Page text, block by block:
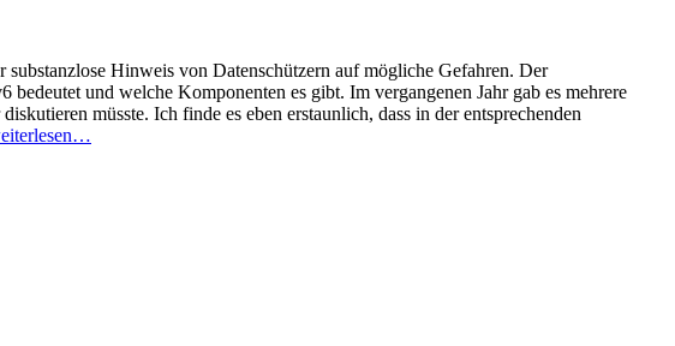
Hinweis von Datenschützern auf mögliche Gefahren. Der
und welche Komponenten es gibt. Im vergangenen Jahr gab es mehrere
müsste. Ich finde es eben erstaunlich, dass in der entsprechenden